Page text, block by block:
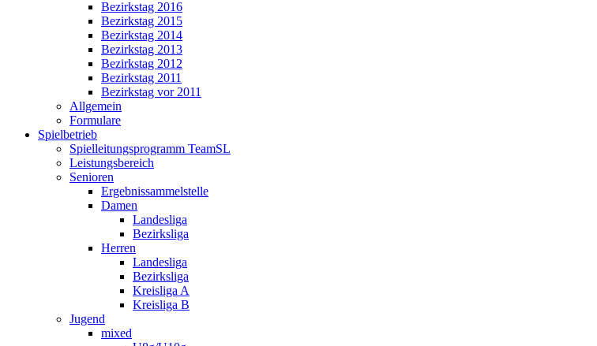
Bezirkstag 2016
Bezirkstag 2015
Bezirkstag 2014
Bezirkstag 2013
Bezirkstag 2012
Bezirkstag 2011
Bezirkstag vor 2011
Allgemein
Formulare
Spielbetrieb
Spielleitungsprogramm TeamSL
Leistungsbereich
Senioren
Ergebnissammelstelle
Damen
Landesliga
Bezirksliga
Herren
Landesliga
Bezirksliga
Kreisliga A
Kreisliga B
Jugend
mixed